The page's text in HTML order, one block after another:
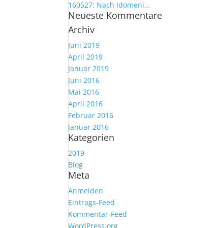
160527: Nach Idomeni…
Neueste Kommentare
Archiv
Juni 2019
April 2019
Januar 2019
Juni 2016
Mai 2016
April 2016
Februar 2016
Januar 2016
Kategorien
2019
Blog
Meta
Anmelden
Eintrags-Feed
Kommentar-Feed
WordPress.org